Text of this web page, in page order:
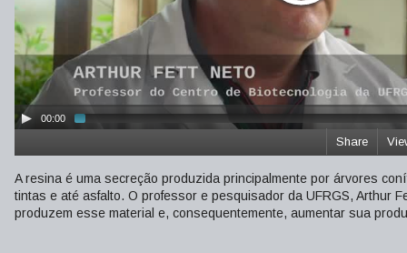
00:00
Share
A resina é uma secreção produzida principalmente por árvores
tintas e até asfalto. O professor e pesquisador da UFRGS, Arthur
produzem esse material e, consequentemente, aumentar sua